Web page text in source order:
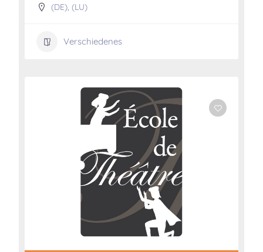
(DE), (LU)
Verschiedenes